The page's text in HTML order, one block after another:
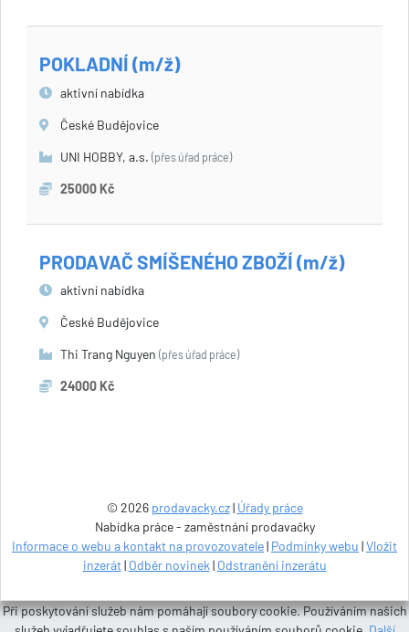
POKLADNÍ (m/ž)
aktivní nabídka
České Budějovice
UNI HOBBY, a.s. (přes úřad práce)
25000 Kč
PRODAVAČ SMÍŠENÉHO ZBOŽÍ (m/ž)
aktivní nabídka
České Budějovice
Thi Trang Nguyen (přes úřad práce)
24000 Kč
© 2026 prodavacky.cz| Úřady práce
Nabídka práce - zaměstnání prodavačky
Informace o webu a kontakt na provozovatele| Podmínky webu |Vložit
inzerát| Odběr novinek | Odstranění inzerátu
Při poskytování služeb nám pomáhají soubory cookie. Používáním našich